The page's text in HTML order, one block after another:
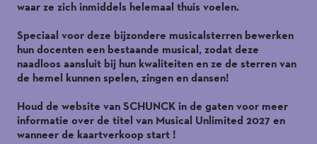
waar ze zich inmiddels helemaal thuis voelen.
Speciaal voor deze bijzondere musicalsterren bewerken
hun docenten een bestaande musical, zodat deze
naadloos aansluit bij hun kwaliteiten en ze de sterren van
de hemel kunnen spelen, zingen en dansen!
Houd de website van SCHUNCK in de gaten voor meer
informatie over de titel van Musical Unlimited 2027 en
wanneer de kaartverkoop start !